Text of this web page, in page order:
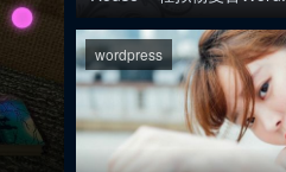
分享一款
wordpress